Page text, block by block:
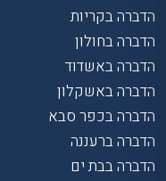
הדברה בקריות
הדברה בחולון
הדברה באשדוד
הדברה באשקלון
הדברה בכפר סבא
הדברה ברעננה
הדברה בבת ים